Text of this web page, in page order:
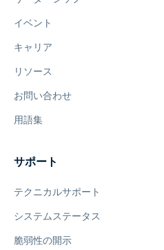
イベント
キャリア
リソース
お問い合わせ
用語集
サポート
テクニカルサポート
システムステータス
脆弱性の開示